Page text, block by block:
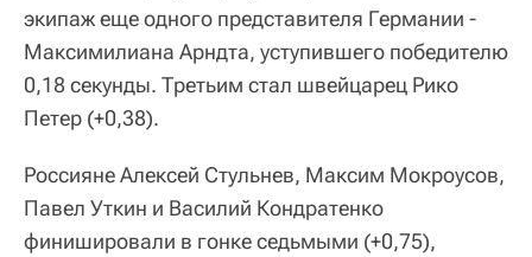
экипаж еще одного представителя Германии -
Максимилиана Арндта, уступившего победителю
0,18 секунды. Третьим стал швейцарец Рико
Петер (+0,38).
Россияне Алексей Стульнев, Максим Мокроусов,
Павел Уткин и Василий Кондратенко
финишировали в гонке седьмыми (+0,75),